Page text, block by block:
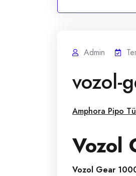
Admin
vozol-
Amphora Pipo
Vozol
Vozol Gear